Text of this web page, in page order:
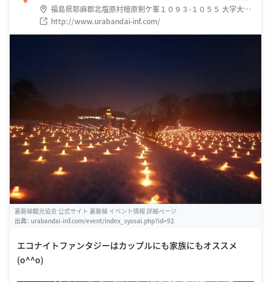
福島県耶麻郡北塩原村檜原剣ケ峯１０９３-１０５５ 大字大字
檜原剣ケ峯1
http://www.urabandai-inf.com/
裏磐梯観光協会 公式サイト 裏磐梯 イベント情報 詳細ページ
出典： urabandai-inf.com/event/index_syosai.php?id=92
エコナイトファンタジーはカップルにも家族にもオススメ
(o^^o)